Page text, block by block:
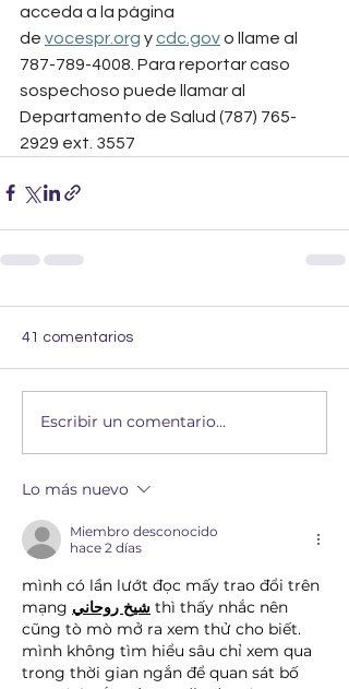
acceda a la página
de vocespr.org y cdc.gov o llame al
787-789-4008. Para reportar caso
sospechoso puede llamar al
Departamento de Salud (787) 765-
2929 ext. 3557
41 comentarios
Escribir un comentario...
Lo más nuevo
Miembro desconocido
hace 2 días
mình có lần lướt đọc mấy trao đổi trên
mạng شيخ روحاني thì thấy nhắc nên
cũng tò mò mở ra xem thử cho biết.
mình không tìm hiểu sâu chỉ xem qua
trong thời gian ngắn để quan sát bố